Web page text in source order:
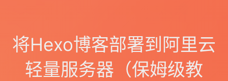
将Hexo博客部署到阿里云
轻量服务器（保姆级教